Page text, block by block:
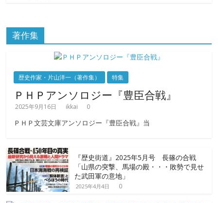
著作集
歴史作家・片山洋一（著作集） 特集
ＰＨＰアンソロジー『豊臣合戦』
2025年9月16日 ikkai 0
ＰＨＰ文芸文庫アンソロジー『豊臣合戦』当
『歴史街道』2025年5月号 長篠の合戦
「山県の突撃、馬場の殿・・・敗勢で見せ
た武田軍の意地」
2025年4月4日 0